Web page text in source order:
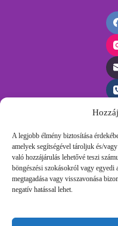
A legjobb élmény biztosítása
amelyek segítségével tároljuk és/
való hozzájárulás lehetővé teszi
böngészési szokásokról vagy egyedi
megtagadása vagy visszavonása
negatív hatással lehet.
Foglalj időpontot
felvesszük